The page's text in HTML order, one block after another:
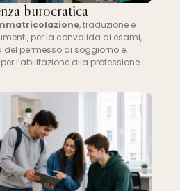
burocratica
, traduzione e
per la convalida di esami,
del permesso di soggiorno e,
l’abilitazione alla professione.